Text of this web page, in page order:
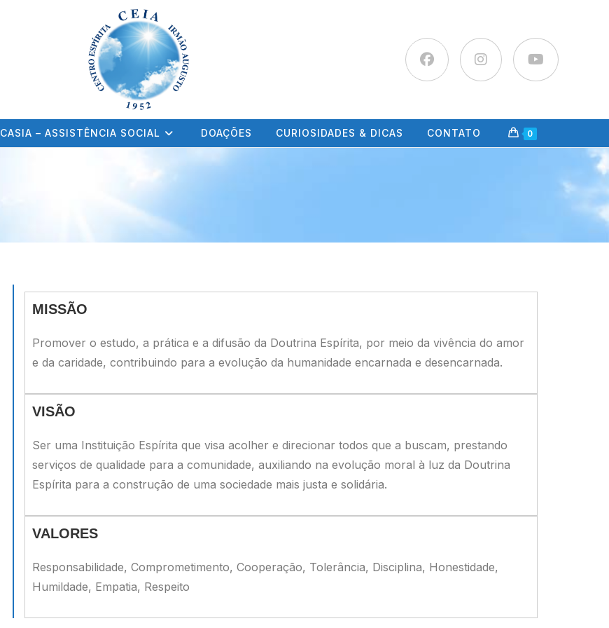
CASIA – ASSISTÊNCIA SOCIAL DOAÇÕES CURIOSIDADES & DICAS CONTATO 0
MISSÃO
Promover o estudo, a prática e a difusão da Doutrina Espírita, por meio da vivência do amor
e da caridade, contribuindo para a evolução da humanidade encarnada e desencarnada.
VISÃO
Ser uma Instituição Espírita que visa acolher e direcionar todos que a buscam, prestando
serviços de qualidade para a comunidade, auxiliando na evolução moral à luz da Doutrina
Espírita para a construção de uma sociedade mais justa e solidária.
VALORES
Responsabilidade, Comprometimento, Cooperação, Tolerância, Disciplina, Honestidade,
Humildade, Empatia, Respeito